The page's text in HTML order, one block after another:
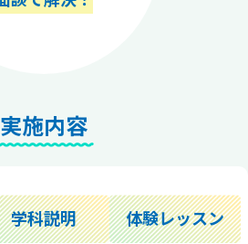
実施内容
学科説明 体験レッスン